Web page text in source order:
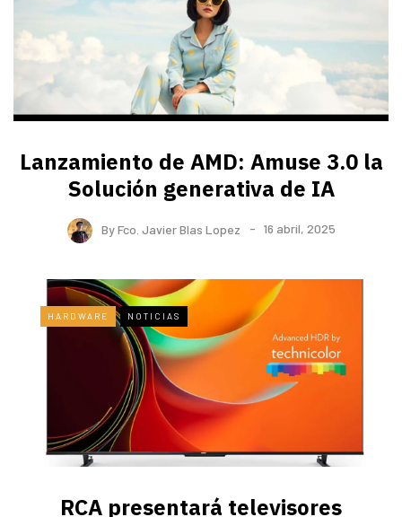
Lanzamiento de AMD: Amuse 3.0 la
Solución generativa de IA
ByFco. Javier Blas Lopez 16 abril, 2025
HARDWARE NOTICIAS
RCA presentará televisores